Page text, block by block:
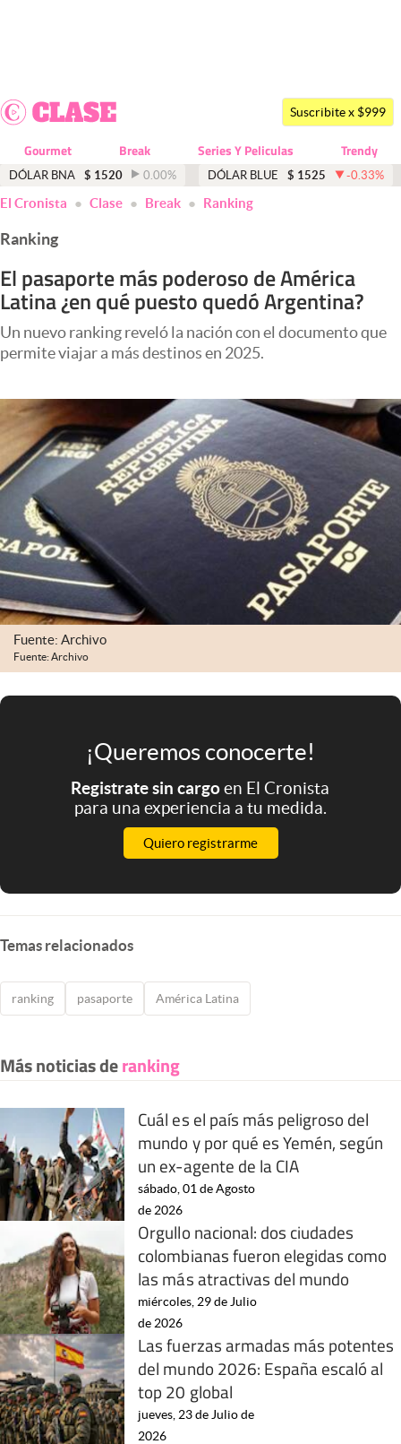
Dólar
Economía y Política
Finanzas y Mercados
Mercados Online
Negocios
Columnistas
Otras secciones
Infotechnology
Clase
Clima
Mundial 2026
Eventos Corporativos
El Cronista Studio
Mediakit
abre en nueva pestaña
Argentina
Suscribite x $999
Gourmet Break Series Y Peliculas Trendy
DÓLAR BNA $ 1520 0.00% DÓLAR BLUE $ 1525 -0.33%
El Cronista Clase Break Ranking
Ranking
El pasaporte más poderoso de América
Latina ¿en qué puesto quedó Argentina?
Un nuevo ranking reveló la nación con el documento que
permite viajar a más destinos en 2025.
Fuente: Archivo
Fuente: Archivo
¡Queremos conocerte!
Registrate sin cargoen El Cronista
para una experiencia a tu medida.
Quiero registrarme
Temas relacionados
ranking pasaporte América Latina
Más noticias deranking
Cuál es el país más peligroso del
mundo y por qué es Yemén, según
un ex-agente de la CIA
sábado, 01 de Agosto
de 2026
Orgullo nacional: dos ciudades
colombianas fueron elegidas como
las más atractivas del mundo
miércoles, 29 de Julio
de 2026
Las fuerzas armadas más potentes
del mundo 2026: España escaló al
top 20 global
jueves, 23 de Julio de
2026